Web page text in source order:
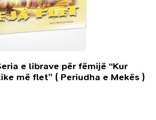
e librave për fëmijë “Kur
më flet” ( Periudha e Mekës )